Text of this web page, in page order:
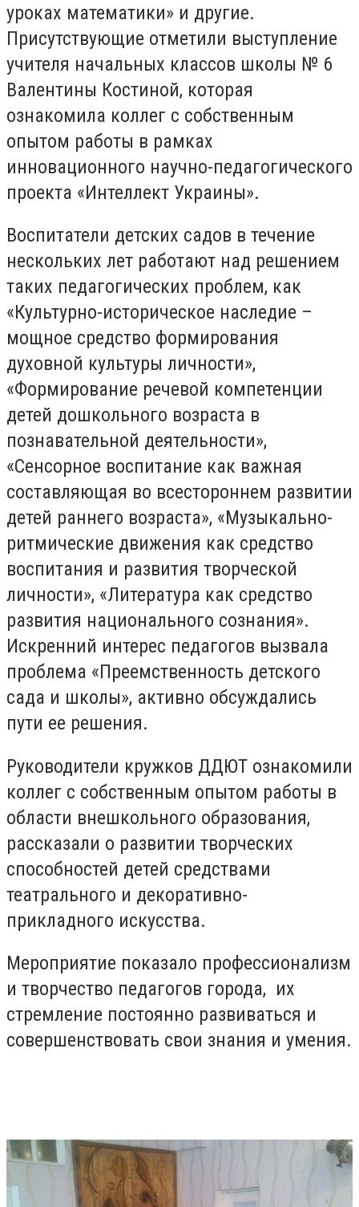
уроках математики» и другие.
Присутствующие отметили выступление
учителя начальных классов школы № 6
Валентины Костиной, которая
ознакомила коллег с собственным
опытом работы в рамках
инновационного научно-педагогического
проекта «Интеллект Украины».
Воспитатели детских садов в течение
нескольких лет работают над решением
таких педагогических проблем, как
«Культурно-историческое наследие –
мощное средство формирования
духовной культуры личности»,
«Формирование речевой компетенции
детей дошкольного возраста в
познавательной деятельности»,
«Сенсорное воспитание как важная
составляющая во всестороннем развитии
детей раннего возраста», «Музыкально-
ритмические движения как средство
воспитания и развития творческой
личности», «Литература как средство
развития национального сознания».
Искренний интерес педагогов вызвала
проблема «Преемственность детского
сада и школы», активно обсуждались
пути ее решения.
Руководители кружков ДДЮТ ознакомили
коллег с собственным опытом работы в
области внешкольного образования,
рассказали о развитии творческих
способностей детей средствами
театрального и декоративно-
прикладного искусства.
Мероприятие показало профессионализм
и творчество педагогов города, их
стремление постоянно развиваться и
совершенствовать свои знания и умения.